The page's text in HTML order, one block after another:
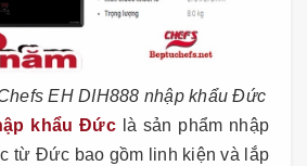
EH DIH888 nhập khẩu Đức
khẩu Đứclà sản phẩm nhập
từ Đức bao gồm linh kiện và lắp